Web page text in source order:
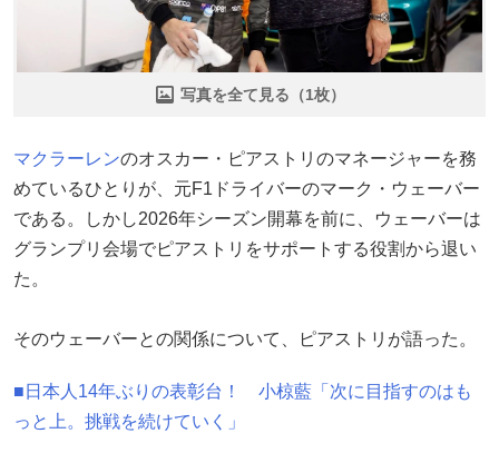
写真を全て見る（1枚）
マクラーレンのオスカー・ピアストリのマネージャーを務
めているひとりが、元F1ドライバーのマーク・ウェーバー
である。しかし2026年シーズン開幕を前に、ウェーバーは
グランプリ会場でピアストリをサポートする役割から退い
た。
そのウェーバーとの関係について、ピアストリが語った。
■日本人14年ぶりの表彰台！ 小椋藍「次に目指すのはも
っと上。挑戦を続けていく」